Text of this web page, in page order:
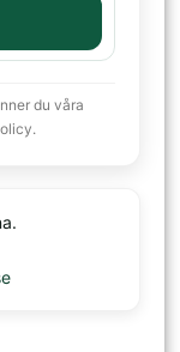
du våra